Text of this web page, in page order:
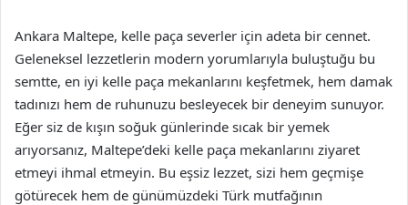
Ankara Maltepe, kelle paça severler için adeta bir cennet.
Geleneksel lezzetlerin modern yorumlarıyla buluştuğu bu
semtte, en iyi kelle paça mekanlarını keşfetmek, hem damak
tadınızı hem de ruhunuzu besleyecek bir deneyim sunuyor.
Eğer siz de kışın soğuk günlerinde sıcak bir yemek
arıyorsanız, Maltepe’deki kelle paça mekanlarını ziyaret
etmeyi ihmal etmeyin. Bu eşsiz lezzet, sizi hem geçmişe
götürecek hem de günümüzdeki Türk mutfağının